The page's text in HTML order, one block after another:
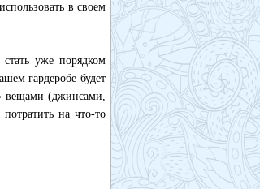
в своем
уже порядком
гардеробе будет
вещами (джинсами,
на что-то